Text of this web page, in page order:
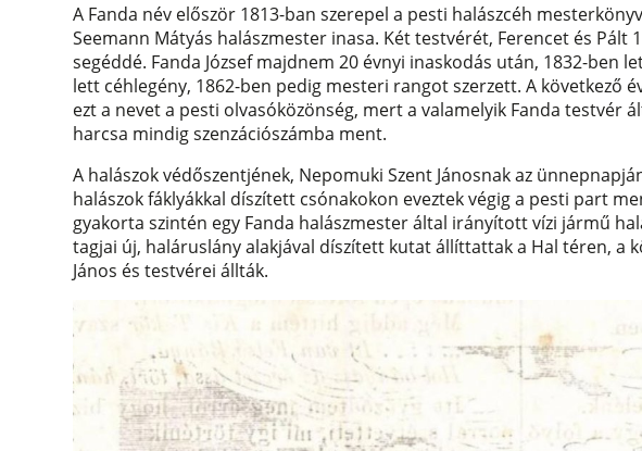
A Fanda név először 1813-ban szerepel a pesti halászcéh
Seemann Mátyás halászmester inasa. Két testvérét, Ferencet és Pált
segéddé. Fanda József majdnem 20 évnyi inaskodás után, 1832-ben
lett céhlegény, 1862-ben pedig mesteri rangot szerzett. A következő
ezt a nevet a pesti olvasóközönség, mert a valamelyik Fanda testvér
harcsa mindig szenzációszámba ment.
A halászok védőszentjének, Nepomuki Szent Jánosnak az
halászok fáklyákkal díszített csónakokon eveztek végig a pesti part
gyakorta szintén egy Fanda halászmester által irányított vízi jármű
tagjai új, haláruslány alakjával díszített kutat állíttattak a Hal téren, a
János és testvérei állták.